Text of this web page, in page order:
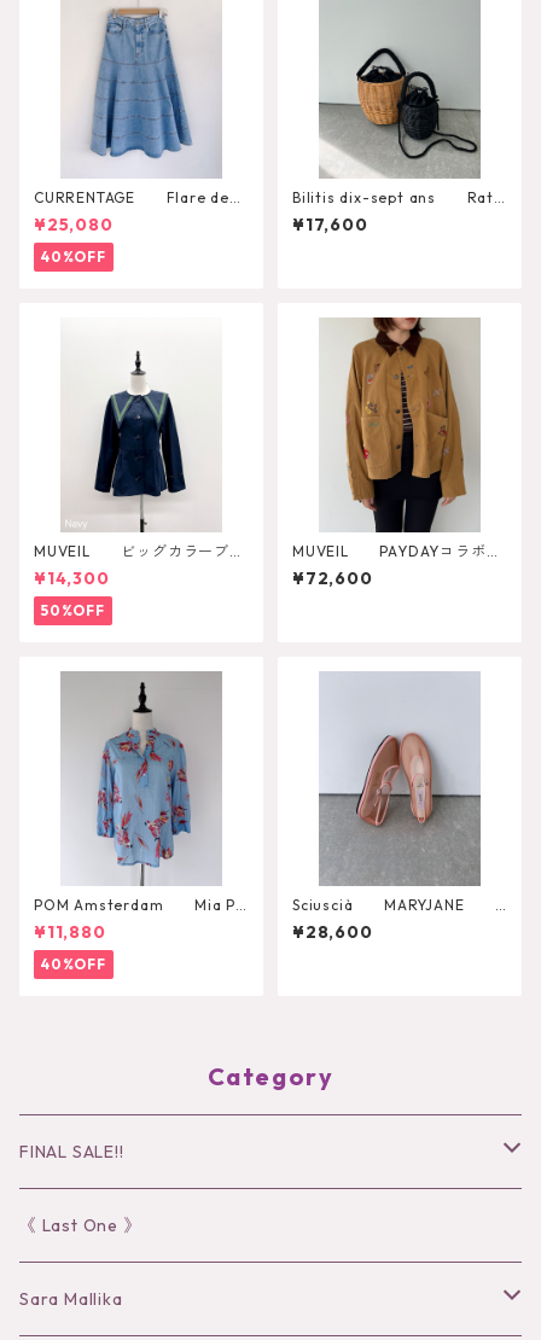
CURRENTAGE Flare deni
m skirt
¥25,080
40%OFF
Bilitis dix-sept ans Ratt
an Shoulder Bascket
¥17,600
MUVEIL ビッグカラーブラ
ウス
¥14,300
50%OFF
MUVEIL PAYDAYコラボジ
ャケット MA262FJK701
¥72,600
POM Amsterdam Mia Pa
rrots Blouse
¥11,880
40%OFF
Sciuscià MARYJANE
（ROASTED PEACH）
¥28,600
Category
FINAL SALE!!
30％OFF
40％OFF
《 Last One 》
Sara Mallika